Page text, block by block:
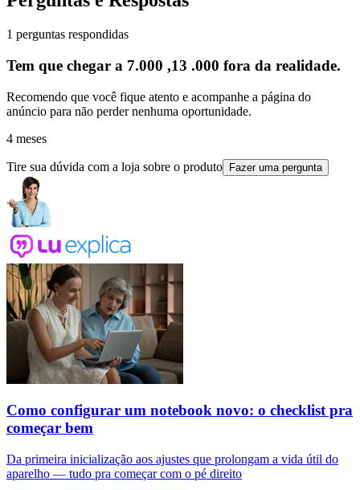
1 perguntas respondidas
Tem que chegar a 7.000 ,13 .000 fora da realidade.
Recomendo que você fique atento e acompanhe a página do
anúncio para não perder nenhuma oportunidade.
4 meses
Tire sua dúvida com a loja sobre o produto Fazer uma pergunta
Como configurar um notebook novo: o checklist pra
começar bem
Da primeira inicialização aos ajustes que prolongam a vida útil do
aparelho — tudo pra começar com o pé direito